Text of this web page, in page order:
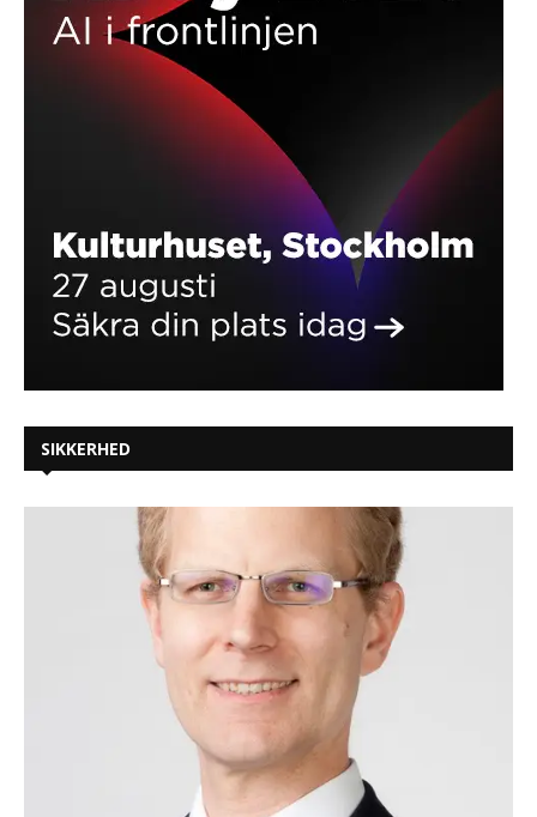
SIKKERHED